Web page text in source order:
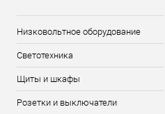
Низковольтное оборудование
Светотехника
Щиты и шкафы
Розетки и выключатели